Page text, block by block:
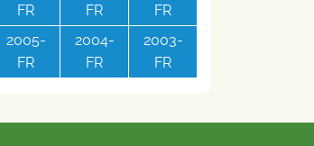
FR
FR
FR
2005-
FR
2004-
FR
2003-
FR